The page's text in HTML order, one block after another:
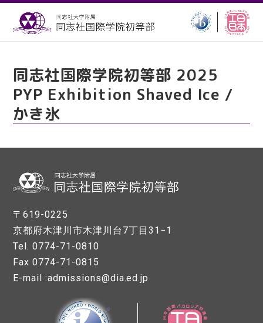
同志社国際学院初等部 2025
PYP Exhibition Shaved Ice /
かき氷
〒619-0225
京都府木津川市木津川台7丁目31−1
Tel. 0774-71-0810
Fax 0774-71-0815
E-mail :admissions@dia.ed.jp